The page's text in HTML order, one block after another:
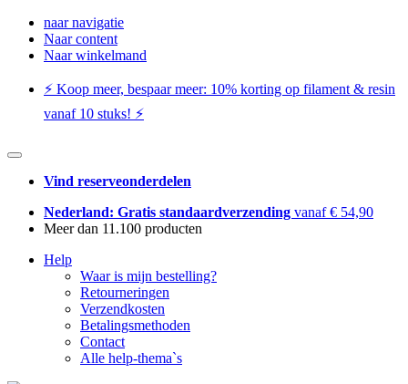
naar navigatie
Naar content
Naar winkelmand
⚡️ Koop meer, bespaar meer: ​​10% korting op filament & resin
vanaf 10 stuks! ⚡️
Vind reserveonderdelen
Nederland: Gratis standaardverzending vanaf € 54,90
Meer dan 11.100 producten
Help
Waar is mijn bestelling?
Retourneringen
Verzendkosten
Betalingsmethoden
Contact
Alle help-thema`s